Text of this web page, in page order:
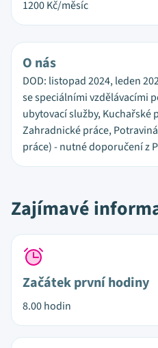
1200Kč/měsíc
O nás
DOD: listopad 2024, leden
se speciálními vzdělávacími
ubytovací služby, Kuchařské
Zahradnické práce,
práce) - nutné doporučení z
Zajímavé
Začátek první hodiny
8.00 hodin